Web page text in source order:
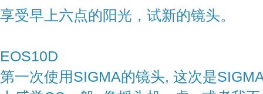
享受早上六点的阳光，试新的镜头。
EOS10D
第一次使用SIGMA的镜头, 这次是